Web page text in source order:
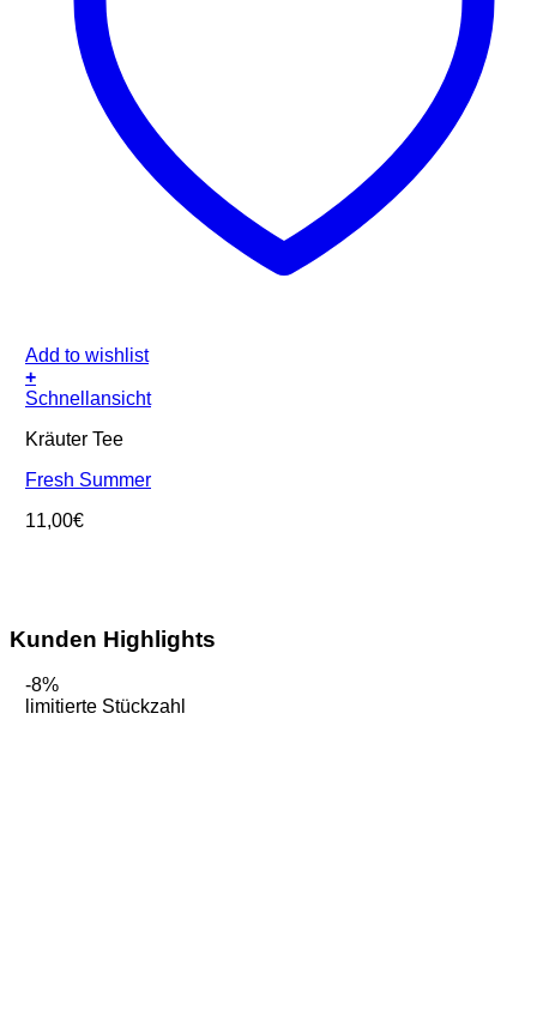
Add to wishlist
+
Schnellansicht
Kräuter Tee
Fresh Summer
11,00€
Kunden Highlights
-8%
limitierte Stückzahl